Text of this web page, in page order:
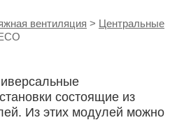
вентиляция > Центральные
состоящие из
Из этих модулей можно